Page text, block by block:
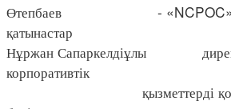
Өтепбаев - «NCPOC»
қатынастар
Нұржан Сапаркелдіұлы
корпоративтік
қызметтерді қолдау